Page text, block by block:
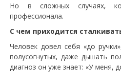
Но в сложных случаях,
профессионала.
С чем приходится
Человек довел себя «до
полусогнутых, даже дышать
диагноз он уже знает: «У меня,